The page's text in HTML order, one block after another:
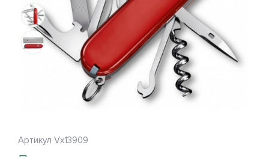
Артикул Vx13909